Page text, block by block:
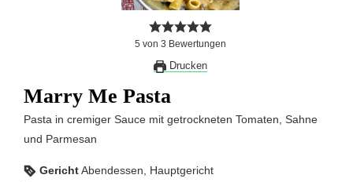
5 von 3 Bewertungen
Drucken
Marry Me Pasta
Pasta in cremiger Sauce mit getrockneten Tomaten, Sahne
und Parmesan
GerichtAbendessen, Hauptgericht